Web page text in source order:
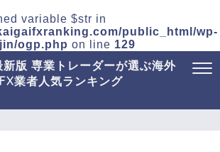
variable $str in
public_html/wp-
ogp.php on line 129
版 専業トレーダーが選ぶ海外
FX業者人気ランキング